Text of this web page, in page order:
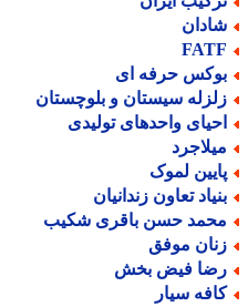
حرفه ای
سیستان و بلوچستان
واحدهای تولیدی
لموک
تعاون زندانیان
حسن باقری شکیب
موفق
فیض بخش
سیار